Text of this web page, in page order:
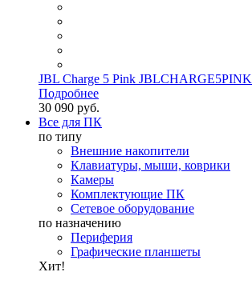
JBL Charge 5 Pink JBLCHARGE5PINK
Подробнее
30 090 руб.
Все для ПК
по типу
Внешние накопители
Клавиатуры, мыши, коврики
Камеры
Комплектующие ПК
Сетевое оборудование
по назначению
Периферия
Графические планшеты
Хит!